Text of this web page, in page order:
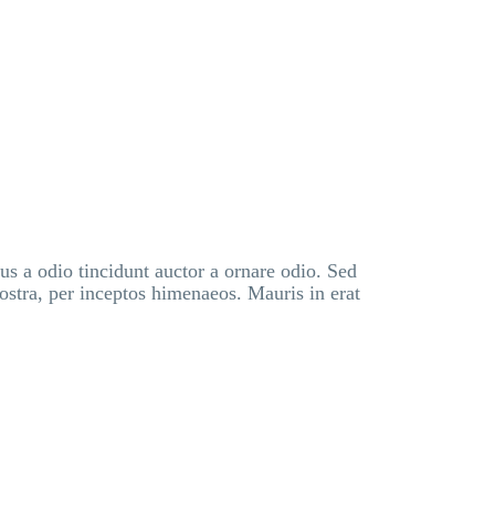
a odio tincidunt auctor a ornare odio. Sed
per inceptos himenaeos. Mauris in erat